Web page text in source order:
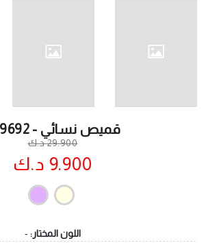
قميص نسائي - 939692
29.900 د.ك
9.900 د.ك
اللون المختار: -